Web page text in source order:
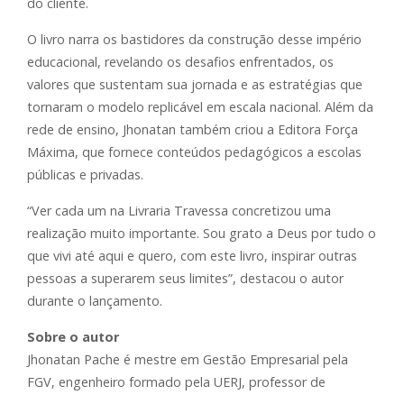
O livro narra os bastidores da construção desse império
educacional, revelando os desafios enfrentados, os
valores que sustentam sua jornada e as estratégias que
tornaram o modelo replicável em escala nacional. Além da
rede de ensino, Jhonatan também criou a Editora Força
Máxima, que fornece conteúdos pedagógicos a escolas
públicas e privadas.
“Ver cada um na Livraria Travessa concretizou uma
realização muito importante. Sou grato a Deus por tudo o
que vivi até aqui e quero, com este livro, inspirar outras
pessoas a superarem seus limites”, destacou o autor
durante o lançamento.
Sobre o autor
Jhonatan Pache é mestre em Gestão Empresarial pela
FGV, engenheiro formado pela UERJ, professor de